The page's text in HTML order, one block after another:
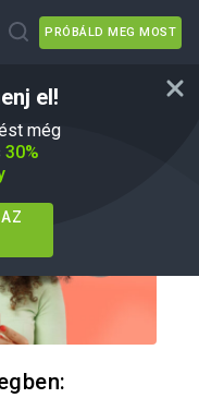
PRÓBÁLD MEG MOST
el!
még
30%